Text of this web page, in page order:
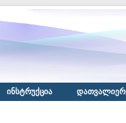
ინსტრუქცია